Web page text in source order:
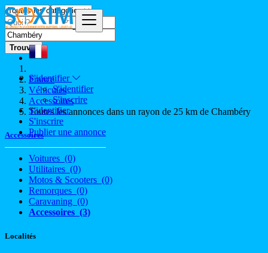
S'identifier
S'identifier
S'inscrire
S'identifier
S'inscrire
Publier une annonce
Trouver
France
Véhicules
Accessoires
Toutes les annonces dans un rayon de 25 km de Chambéry
Accessoires
Voitures (0)
Utilitaires (0)
Motos & Scooters (0)
Remorques (0)
Caravaning (0)
Accessoires (3)
Localités